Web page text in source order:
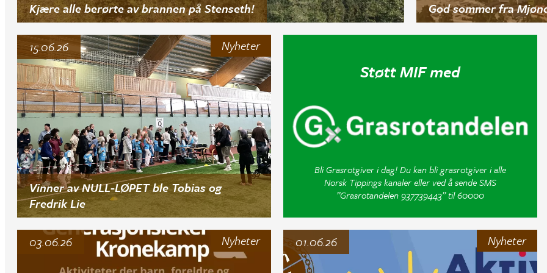
Kjære alle berørte av brannen på Stenseth! God sommer fra
Nyheter
Vinner av NULL-LØPET ble Tobias og
Fredrik Lie
15.06.26
Støtt MIF med
Bli Grasrotgiver i dag! Du kan bli grasrotgiver i alle
Norsk Tippings kanaler eller ved å sende SMS
”Grasrotandelen 937739443” til 60000
Nyheter
03.06.26 Nyheter
01.06.26